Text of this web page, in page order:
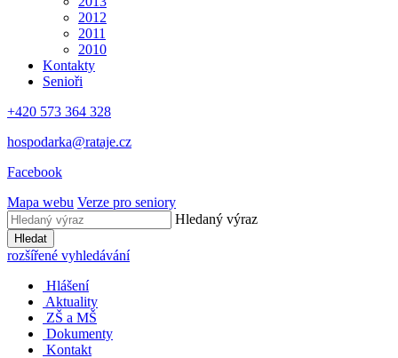
2012
2011
2010
Kontakty
Senioři
+420 573 364 328
hospodarka@rataje.cz
Facebook
Mapa webu Verze pro seniory
Hledaný výraz
Hledat
rozšířené vyhledávání
Hlášení
Aktuality
ZŠ a MŠ
Dokumenty
Kontakt